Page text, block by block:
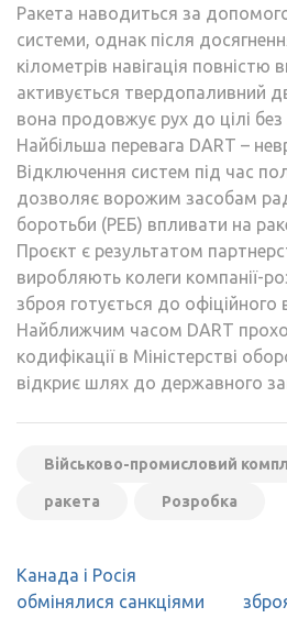
Ракета наводиться за
системи, однак після
кілометрів навігація повністю
активується твердопаливний
вона продовжує рух до цілі без
Найбільша перевага DART –
Відключення систем під час
дозволяє ворожим засобам
боротьби (РЕБ) впливати на
Проєкт є результатом
виробляють колеги компанії-
зброя готується до офіційного
Найближчим часом DART
кодифікації в Міністерстві
відкриє шлях до державного
Військово-промисловий
ракета Розробка
Навігація
записів
Канада і Росія
обмінялися санкціями